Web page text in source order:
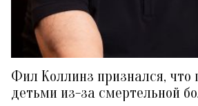
Фил Коллинз признался, что
детьми из-за смертельной